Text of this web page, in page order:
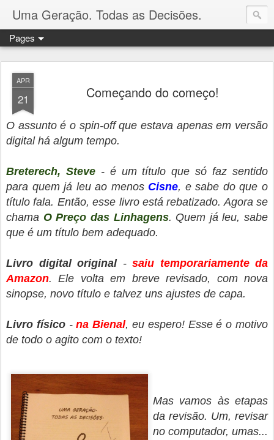
Uma Geração. Todas as Decisões.
Pages
APR
21 Começando do começo!
O assunto é o spin-off que estava apenas em versão
digital há algum tempo.
Breterech, Steve- é um título que só faz sentido
para quem já leu ao menos Cisne, e sabe do que o
título fala. Então, esse livro está rebatizado. Agora se
chama O Preço das Linhagens. Quem já leu, sabe
que é um título bem adequado.
Livro digital original- saiu temporariamente da
Amazon. Ele volta em breve revisado, com nova
sinopse, novo título e talvez uns ajustes de capa.
Livro físico-na Bienal, eu espero! Esse é o motivo
de todo o agito com o texto!
Mas vamos às etapas
da revisão. Um, revisar
no computador, umas...